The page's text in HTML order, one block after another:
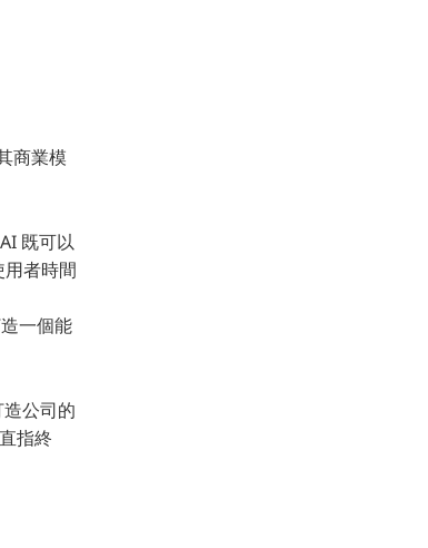
商業模
既可以
者時間
一個能
公司的
指終